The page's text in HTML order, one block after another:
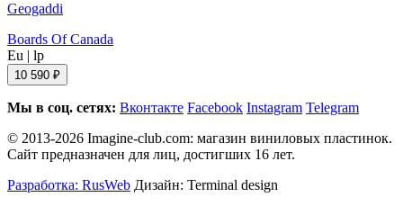
Geogaddi
Boards Of Canada
Eu | lp
10 590 ₽
Мы в соц. сетях: Вконтакте Facebook Instagram Telegram
© 2013-2026 Imagine-club.com: магазин виниловых пластинок.
Сайт предназначен для лиц, достигших 16 лет.
Разработка: RusWeb Дизайн: Terminal design